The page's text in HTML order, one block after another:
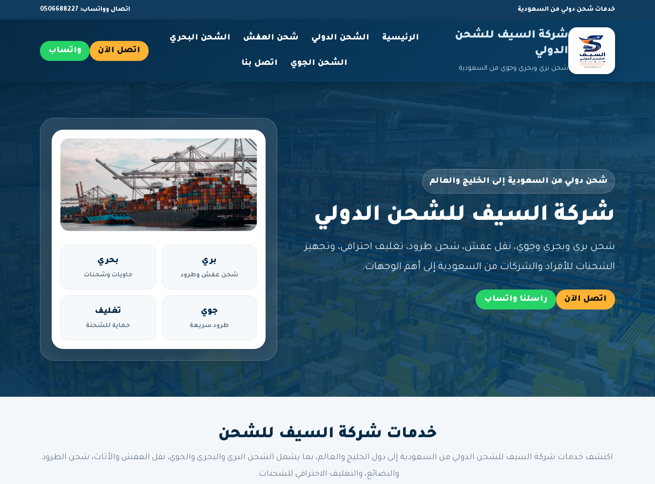
خدمات شحن دولي من السعودية اتصال وواتساب: 0506688227
شركة السيف للشحن
الدولي
شحن بري وبحري وجوي من السعودية
الرئيسية الشحن الدولي شحن العفش الشحن البحري
الشحن الجوي اتصل بنا
اتصل الآن واتساب
شحن دولي من السعودية إلى الخليج والعالم
شركة السيف للشحن الدولي
شحن بري وبحري وجوي، نقل عفش، شحن طرود، تغليف احترافي، وتجهيز
الشحنات للأفراد والشركات من السعودية إلى أهم الوجهات.
اتصل الآن راسلنا واتساب
بري
شحن عفش وطرود
بحري
حاويات وشحنات
جوي
طرود سريعة
تغليف
حماية للشحنة
خدمات شركة السيف للشحن
اكتشف خدمات شركة السيف للشحن الدولي من السعودية إلى دول الخليج والعالم، بما يشمل الشحن البري والبحري والجوي، نقل العفش والأثاث، شحن الطرود
والبضائع، والتغليف الاحترافي للشحنات.